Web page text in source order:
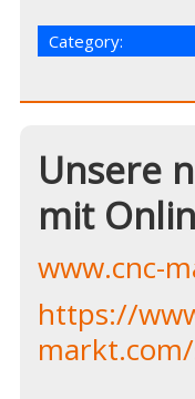
Category:
Unsere
mit
www.cnc-
https://